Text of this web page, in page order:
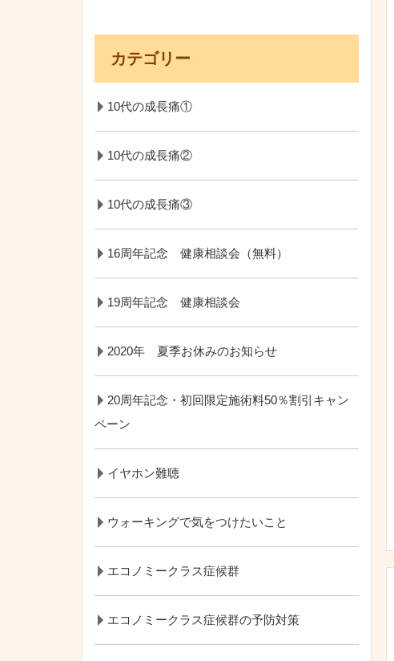
カテゴリー
10代の成長痛①
10代の成長痛②
10代の成長痛③
16周年記念 健康相談会（無料）
19周年記念 健康相談会
2020年 夏季お休みのお知らせ
20周年記念・初回限定施術料50％割引キャン
ペーン
イヤホン難聴
ウォーキングで気をつけたいこと
エコノミークラス症候群
エコノミークラス症候群の予防対策